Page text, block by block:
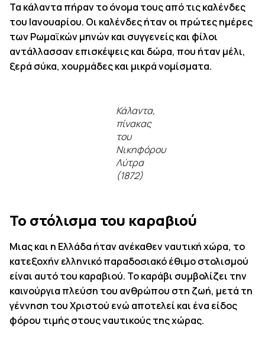
Τα κάλαντα πήραν το όνομα τους από τις καλένδες
του Ιανουαρίου. Οι καλένδες ήταν οι πρώτες ημέρες
των Ρωμαϊκών μηνών και συγγενείς και φίλοι
αντάλλασσαν επισκέψεις και δώρα, που ήταν μέλι,
ξερά σύκα, χουρμάδες και μικρά νομίσματα.
Κάλαντα,
πίνακας
του
Νικηφόρου
Λύτρα
(1872)
Το στόλισμα του καραβιού
Μιας και η Ελλάδα ήταν ανέκαθεν ναυτική χώρα, το
κατεξοχήν ελληνικό παραδοσιακό έθιμο στολισμού
είναι αυτό του καραβιού. Το καράβι συμβολίζει την
καινούργια πλεύση του ανθρώπου στη ζωή, μετά τη
γέννηση του Χριστού ενώ αποτελεί και ένα είδος
φόρου τιμής στους ναυτικούς της χώρας.